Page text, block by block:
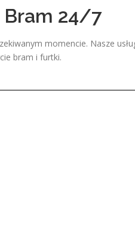
Bram 24/7
momencie. Nasze
bram i furtki.